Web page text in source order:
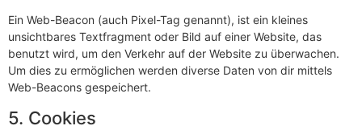
Ein Web-Beacon (auch Pixel-Tag genannt), ist ein kleines
unsichtbares Textfragment oder Bild auf einer Website, das
benutzt wird, um den Verkehr auf der Website zu überwachen.
Um dies zu ermöglichen werden diverse Daten von dir mittels
Web-Beacons gespeichert.
5. Cookies